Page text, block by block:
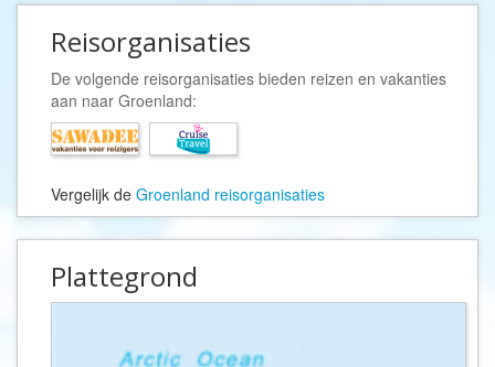
Reisorganisaties
De volgende reisorganisaties bieden reizen en vakanties
aan naar Groenland:
Vergelijk de Groenland reisorganisaties
Plattegrond